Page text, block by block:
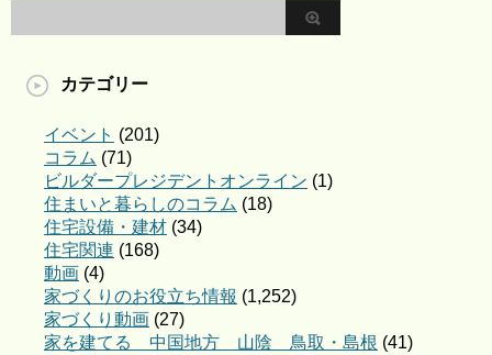
カテゴリー
イベント (201)
コラム (71)
ビルダープレジデントオンライン (1)
住まいと暮らしのコラム (18)
住宅設備・建材 (34)
住宅関連 (168)
動画 (4)
家づくりのお役立ち情報 (1,252)
家づくり動画 (27)
家を建てる 中国地方 山陰 鳥取・島根 (41)